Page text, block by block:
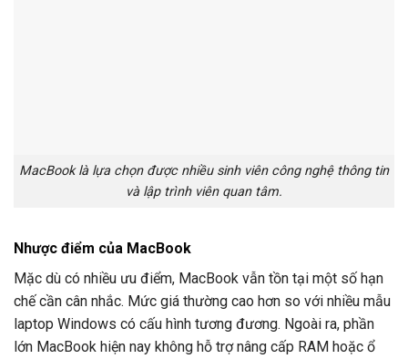
MacBook là lựa chọn được nhiều sinh viên công nghệ thông tin
và lập trình viên quan tâm.
Nhược điểm của MacBook
Mặc dù có nhiều ưu điểm, MacBook vẫn tồn tại một số hạn
chế cần cân nhắc. Mức giá thường cao hơn so với nhiều mẫu
laptop Windows có cấu hình tương đương. Ngoài ra, phần
lớn MacBook hiện nay không hỗ trợ nâng cấp RAM hoặc ổ